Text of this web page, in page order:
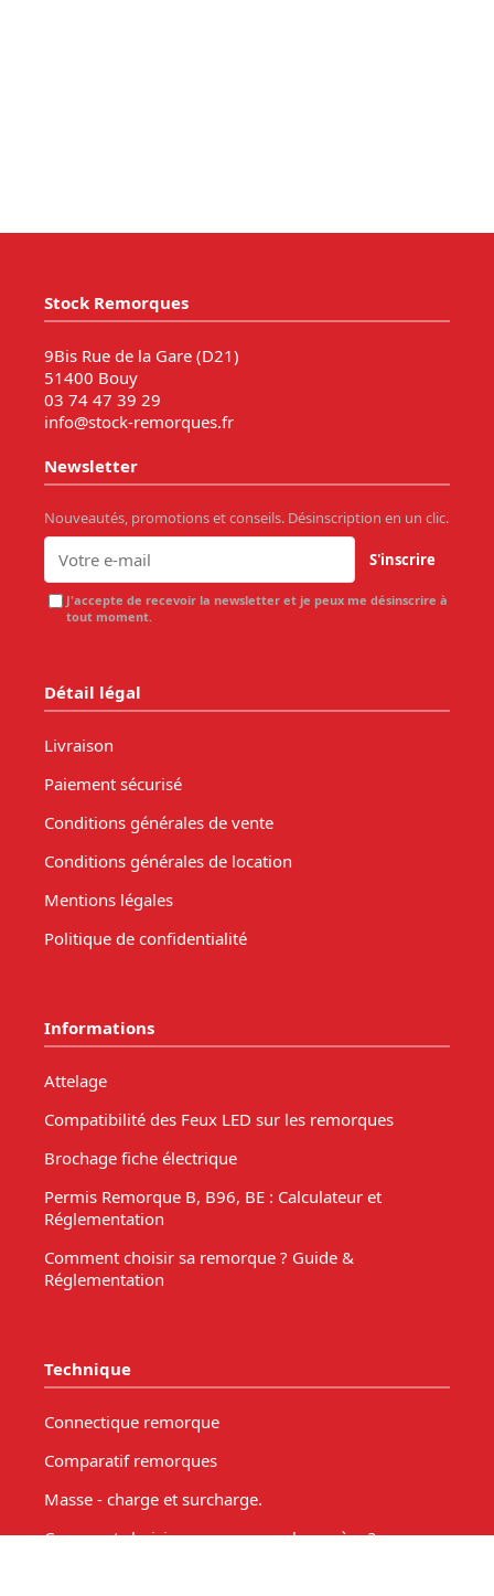
Stock Remorques
9Bis Rue de la Gare (D21)
51400 Bouy
03 74 47 39 29
info@stock-remorques.fr
Newsletter
Nouveautés, promotions et conseils. Désinscription en un clic.
S'inscrire
J'accepte de recevoir la newsletter et je peux me désinscrire à
tout moment.
Détail légal
Livraison
Paiement sécurisé
Conditions générales de vente
Conditions générales de location
Mentions légales
Politique de confidentialité
Informations
Attelage
Compatibilité des Feux LED sur les remorques
Brochage fiche électrique
Permis Remorque B, B96, BE : Calculateur et
Réglementation
Comment choisir sa remorque ? Guide &
Réglementation
Technique
Connectique remorque
Comparatif remorques
Masse - charge et surcharge.
Comment choisir une remorque bagagère ?